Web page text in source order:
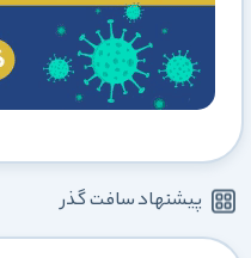
پیشنهاد سافت گذر